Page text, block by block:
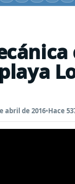
abril de 2016•Hace